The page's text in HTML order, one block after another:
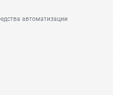
автоматизации